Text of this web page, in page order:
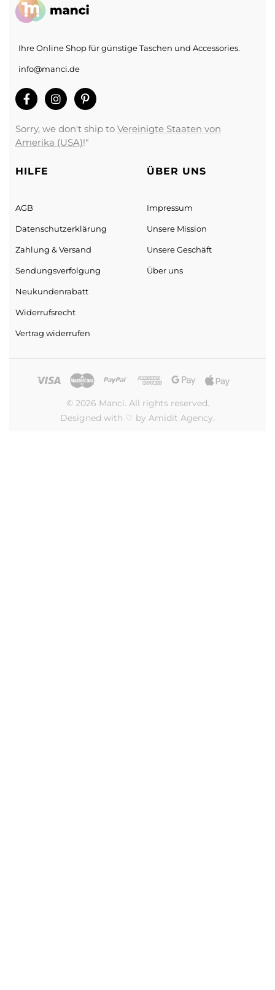
Ihre Online Shop für günstige Taschen und Accessories.
info@manci.de
Sorry, we don't ship to Vereinigte Staaten von
Amerika (USA)!"
HILFE
AGB
Datenschutz­erklärung
Zahlung & Versand
Sendungs­verfolgung
Neukundenrabatt
Widerrufsrecht
Vertrag widerrufen
ÜBER UNS
Impressum
Unsere Mission
Unsere Geschäft
Über uns
© 2026 Manci. All rights reserved.
Designed with ♡ by Amidit Agency.